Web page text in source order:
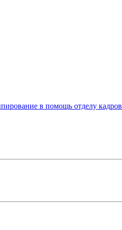
в помощь отделу кадров